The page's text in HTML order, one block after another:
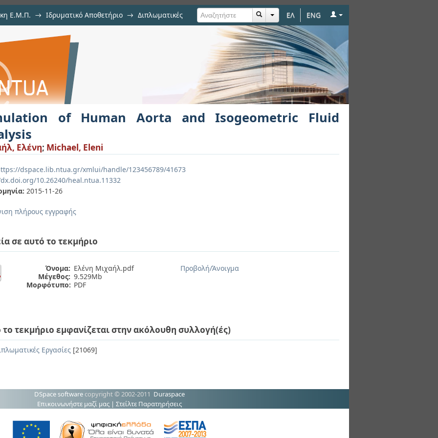
ΕΛ ENG
Ε.Μ.Π. → Ιδρυματικό Αποθετήριο → Διπλωματικές
Aorta and Isogeometric Fluid Analysis
of Human Aorta and Isogeometric Fluid
Ελένη; Michael, Eleni
dspace.lib.ntua.gr/xmlui/handle/123456789/41673
10.26240/heal.ntua.11332
2015-11-26
πλήρους εγγραφής
σε αυτό το τεκμήριο
Όνομα: Ελένη Μιχαήλ.pdf
Μέγεθος: 9.529Mb
Μορφότυπο: PDF
Προβολή/Άνοιγμα
το τεκμήριο εμφανίζεται στην ακόλουθη συλλογή(ές)
Εργασίες [21069]
DSpace software copyright © 2002-2011 Duraspace
Επικοινωνήστε μαζί μας | Στείλτε Παρατηρήσεις